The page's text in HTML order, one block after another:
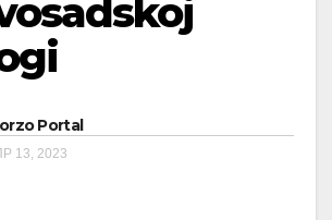
Portal
13, 2023